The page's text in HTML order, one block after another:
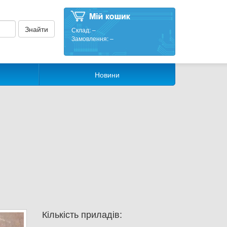
Склад:–
Замовлення:–
Новини
Кількість приладів: